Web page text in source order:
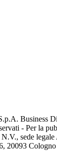
Business
- Per la
sede legale
20093